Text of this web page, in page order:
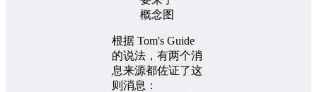
概念图
根据 Tom's Guide
的说法，有两个消
息来源都佐证了这
则消息：